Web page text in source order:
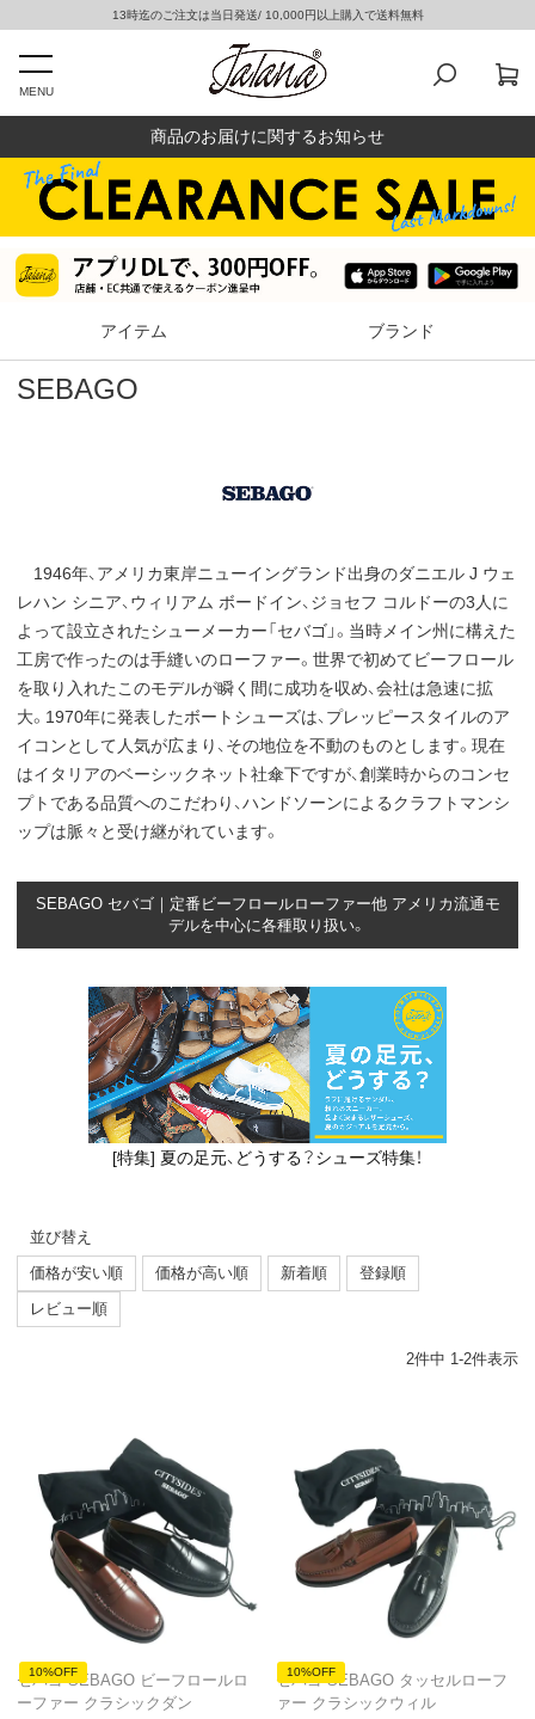
13時迄のご注文は当日発送/ 10,000円以上購入で送料無料
MENU
商品のお届けに関するお知らせ
アイテム ブランド
SEBAGO
1946年、アメリカ東岸ニューイングランド出身のダニエル J ウェ
レハン シニア、ウィリアム ボードイン、ジョセフ コルドーの3人に
よって設立されたシューメーカー「セバゴ」。当時メイン州に構えた
工房で作ったのは手縫いのローファー。世界で初めてビーフロール
を取り入れたこのモデルが瞬く間に成功を収め、会社は急速に拡
大。1970年に発表したボートシューズは、プレッピースタイルのア
イコンとして人気が広まり、その地位を不動のものとします。現在
はイタリアのベーシックネット社傘下ですが、創業時からのコンセ
プトである品質へのこだわり、ハンドソーンによるクラフトマンシ
ップは脈々と受け継がれています。
SEBAGO セバゴ｜定番ビーフロールローファー他 アメリカ流通モ
デルを中心に各種取り扱い。
[特集] 夏の足元、どうする？シューズ特集！
並び替え
価格が安い順
価格が高い順 新着順
登録順
レビュー順
2件中 1 -2件表示
10%OFF
セバゴ SEBAGO ビーフロールロ
ーファー クラシックダン
10%OFF
セバゴ SEBAGO タッセルローフ
ァー クラシックウィル